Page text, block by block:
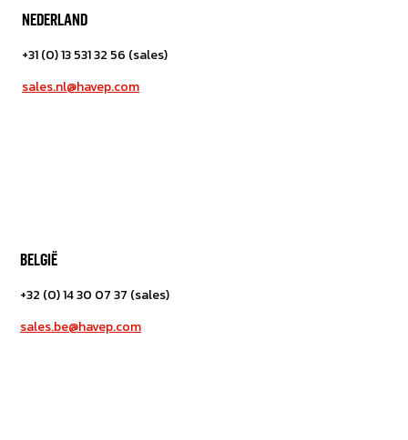
NEDERLAND
+31 (0) 13 531 32 56 (sales)
sales.nl@havep.com
BELGIË
+32 (0) 14 30 07 37 (sales)
sales.be@havep.com